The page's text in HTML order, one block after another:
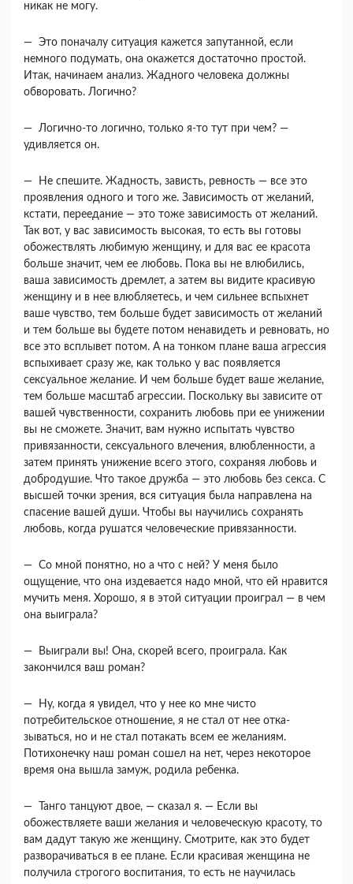
никак не могу.
— Это поначалу ситуация кажется запутанной, если
немного подумать, она окажется достаточно простой.
Итак, начинаем анализ. Жадного челове­ка должны
обворовать. Логично?
— Логично-то логично, только я-то тут при чем? —
удивляется он.
— Не спешите. Жадность, зависть, ревность — все это
проявления одного и того же. Зависимость от желаний,
кстати, переедание — это тоже зави­симость от желаний.
Так вот, у вас зависимость высокая, то есть вы готовы
обожествлять люби­мую женщину, и для вас ее красота
больше зна­чит, чем ее любовь. Пока вы не влюбились,
ваша зависимость дремлет, а затем вы видите красивую
женщину и в нее влюбляетесь, и чем сильнее вспыхнет
ваше чувство, тем больше будет зависи­мость от желаний
и тем больше вы будете потом ненавидеть и ревновать, но
все это всплывет по­том. А на тонком плане ваша агрессия
вспыхивает сразу же, как только у вас появляется
сексуальное желание. И чем больше будет ваше желание,
тем больше масштаб агрессии. Поскольку вы зависите от
вашей чувственности, сохранить любовь при ее унижении
вы не сможете. Значит, вам нужно ис­пытать чувство
привязанности, сексуального вле­чения, влюбленности, а
затем принять унижение всего этого, сохраняя любовь и
добродушие. Что такое дружба — это любовь без секса. С
высшей точки зрения, вся ситуация была направлена на
спасение вашей души. Чтобы вы научились сохра­нять
любовь, когда рушатся человеческие привя­занности.
— Со мной понятно, но а что с ней? У меня было
ощущение, что она издевается надо мной, что ей нравится
мучить меня. Хорошо, я в этой си­туации проиграл — в чем
она выиграла?
— Выиграли вы! Она, скорей всего, проиграла. Как
закончился ваш роман?
— Ну, когда я увидел, что у нее ко мне чисто
потребительское отношение, я не стал от нее отка­
зываться, но и не стал потакать всем ее желаниям.
Потихонечку наш роман сошел на нет, через неко­торое
время она вышла замуж, родила ребенка.
— Танго танцуют двое, — сказал я. — Если вы
обожествляете ваши желания и человеческую кра­соту, то
вам дадут такую же женщину. Смотрите, как это будет
разворачиваться в ее плане. Если красивая женщина не
получила строгого воспита­ния, то есть не научилась